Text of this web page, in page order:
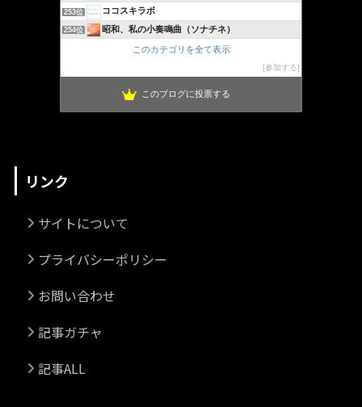
253位 ココスキラボ
254位 昭和、私の小奏鳴曲（ソナチネ）
このカテゴリを全て表示
参加する
このブログに投票する
リンク
サイトについて
プライバシーポリシー
お問い合わせ
記事ガチャ
記事ALL